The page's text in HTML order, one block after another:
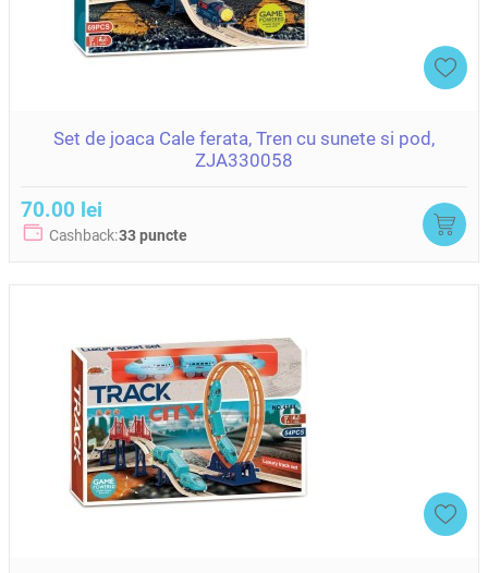
Set de joaca Cale ferata, Tren cu sunete si pod,
ZJA330058
70.00 lei
Cashback:33 puncte